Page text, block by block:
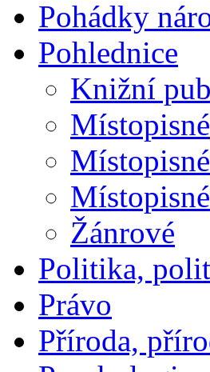
Pohádky
Pohlednice
Knižní
Místopisné
Žánrové
Politika,
Právo
Příroda,